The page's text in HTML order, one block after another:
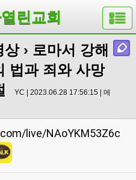
린교회
상› 로마서 강해
법과 죄와 사망
YC | 2023.06.28 17:56:15 | 메
live/NAoYKM53Z6c